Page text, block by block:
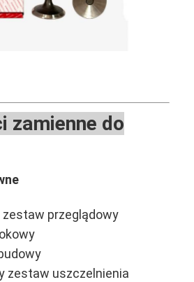
Caterpillar
zamienne do
zestaw przeglądowy
zestaw uszczelnienia